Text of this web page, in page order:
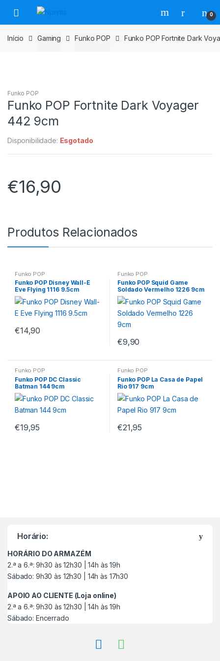
para
navegação
para
o
conteúdo
0
Início Gaming Funko POP Funko POP Fortnite Dark
Funko POP
Funko POP Fortnite Dark Voyager
442 9cm
Disponibilidade: Esgotado
€16,90
Produtos Relacionados
Funko POP
Funko POP Disney Wall-E
Eve Flying 1116 9.5cm
€14,90
Funko POP
Funko POP Squid Game
Soldado Vermelho 1226 9cm
€9,90
Funko POP
Funko POP DC Classic
Batman 144 9cm
€19,95
Funko POP
Funko POP La Casa de Papel
Rio 917 9cm
€21,95
Horário:
HORÁRIO DO ARMAZÉM
2.ª a 6.ª: 9h30 às 12h30 | 14h às 19h
Sábado: 9h30 às 12h30 | 14h às 17h30
APOIO AO CLIENTE (Loja online)
2.ª a 6.ª: 9h30 às 12h30 | 14h às 19h
Sábado: Encerrado